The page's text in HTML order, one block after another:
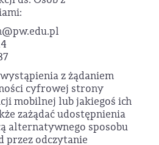
z żądaniem
cyfrowej strony
mobilnej lub jakiegoś ich
zażądać udostępnienia
alternatywnego sposobu
przez odczytanie